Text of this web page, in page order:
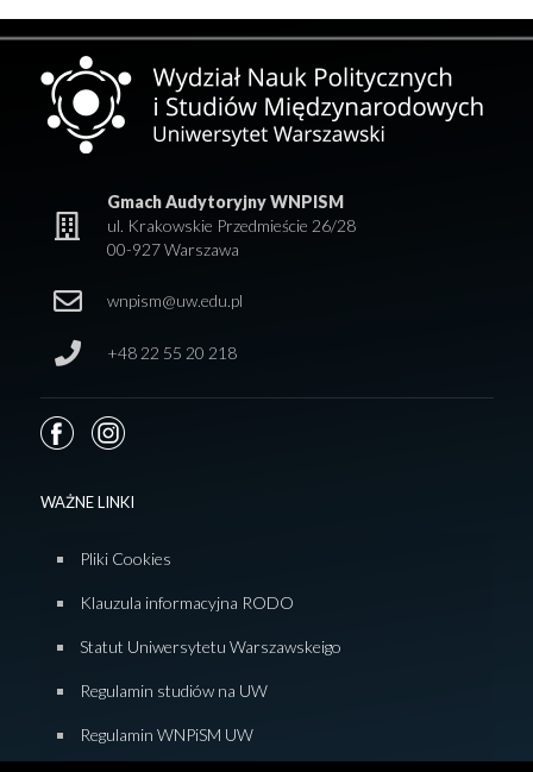
Gmach Audytoryjny WNPISM
ul. Krakowskie Przedmieście 26/28
00-927 Warszawa
wnpism@uw.edu.pl
+48 22 55 20 218
WAŻNE LINKI
Pliki Cookies
Klauzula informacyjna RODO
Statut Uniwersytetu Warszawskeigo
Regulamin studiów na UW
Regulamin WNPiSM UW